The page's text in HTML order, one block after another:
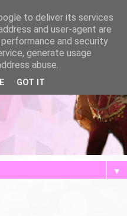
▼
to deliver its services
and user-agent are
and security
generate usage
abuse.
GOT IT